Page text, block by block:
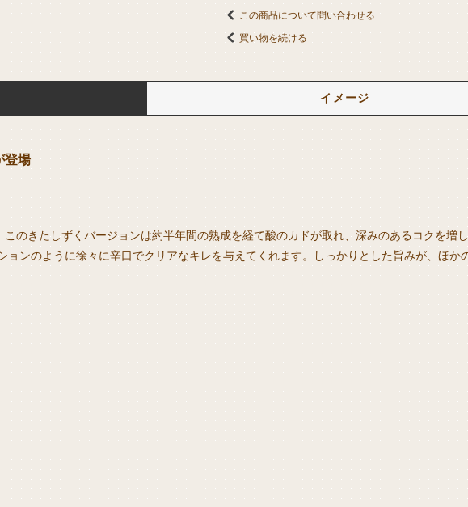
この商品について問い合わせる
買い物を続ける
イメージ
登場
のきたしずくバージョンは約半年間の熟成を経て酸のカドが取れ、深みのあるコクを増
ンのように徐々に辛口でクリアなキレを与えてくれます。しっかりとした旨みが、ほか